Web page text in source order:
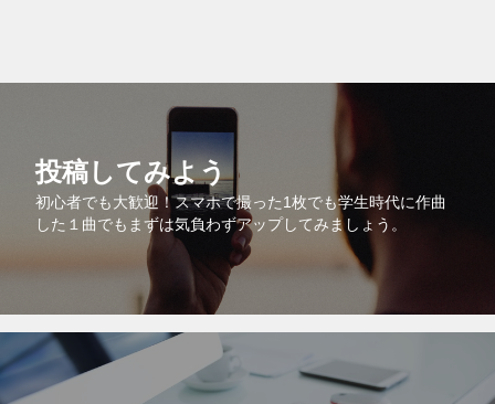
投稿してみよう
初心者でも大歓迎！スマホで撮った1枚でも学生時代に作曲
した１曲でもまずは気負わずアップしてみましょう。